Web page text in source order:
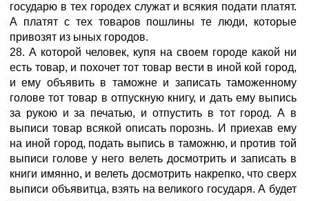
государю в тех городех служат и всякия подати платят.
А платят с тех товаров пошлины те люди, которые
привозят из ыных городов.
28. А которой человек, купя на своем городе какой ни
есть товар, и похочет тот товар вести в иной кой город,
и ему объявить в таможне и записать таможенному
голове тот товар в отпускную книгу, и дать ему выпись
за рукою и за печатью, и отпустить в тот город. А в
выписи товар всякой описать порознь. И приехав ему
на иной город, подать выпись в таможню, и против той
выписи голове у него велеть досмотрить и записать в
книги имянно, и велеть досмотрить накрепко, что сверх
выписи объявитца, взять на великого государя. А будет